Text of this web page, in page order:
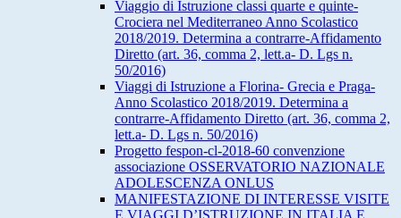
Viaggio di Istruzione classi quarte e quinte-
Crociera nel Mediterraneo Anno Scolastico
2018/2019. Determina a contrarre-Affidamento
Diretto (art. 36, comma 2, lett.a- D. Lgs n.
50/2016)
Viaggi di Istruzione a Florina- Grecia e Praga-
Anno Scolastico 2018/2019. Determina a
contrarre-Affidamento Diretto (art. 36, comma 2,
lett.a- D. Lgs n. 50/2016)
Progetto fespon-cl-2018-60 convenzione
associazione OSSERVATORIO NAZIONALE
ADOLESCENZA ONLUS
MANIFESTAZIONE DI INTERESSE VISITE